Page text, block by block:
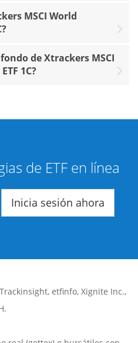
MSCI World
de Xtrackers MSCI
1C?
de ETF en línea
Inicia sesión ahora
Trackinsight, etfinfo, Xignite Inc.,